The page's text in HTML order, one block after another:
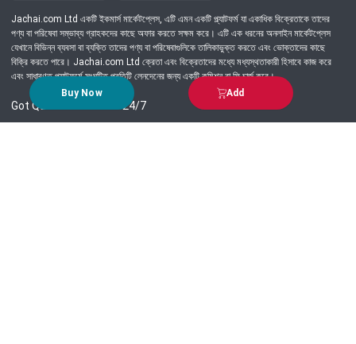
Buy Now Add
Jachai.com Ltd একটি ইকমার্স মার্কেটপ্লেস, এটি এমন একটি প্ল্যাটফর্ম যা একাধিক বিক্রেতাকে তাদের
পণ্য বা পরিষেবা সম্ভাব্য গ্রাহকদের কাছে অফার করতে সক্ষম করে। এটি এক ধরনের অনলাইন মার্কেটপ্লেস
যেখানে বিভিন্ন ব্যবসা বা ব্যক্তি তাদের পণ্য বা পরিষেবাগুলিকে তালিকাভুক্ত করতে এবং ভোক্তাদের কাছে
বিক্রি করতে পারে। Jachai.com Ltd ক্রেতা এবং বিক্রেতাদের মধ্যে মধ্যস্থতাকারী হিসাবে কাজ করে
এবং সাধারণত প্ল্যাটফর্মে সংঘটিত প্রতিটি লেনদেনের জন্য একটি কমিশন বা ফি চার্জ করে।
Got Question? Call us 24/7